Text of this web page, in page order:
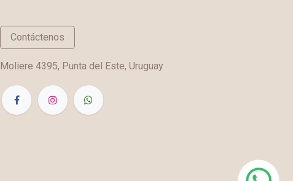
Contáctenos
Moliere 4395, Punta del Este, Uruguay